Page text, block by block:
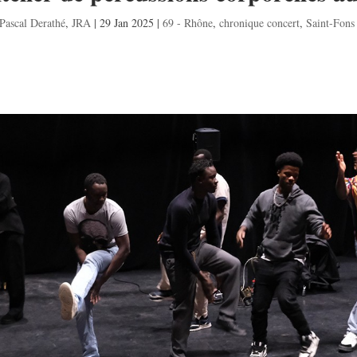
Derathé, JRA| 29 Jan 2025 | 69 - Rhône, chronique concert, Saint-Fons